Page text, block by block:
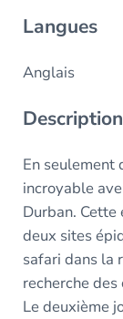
Langues
Anglais
En seulement
incroyable
Durban.
deux sites
safari dans la
recherche
Le deuxième